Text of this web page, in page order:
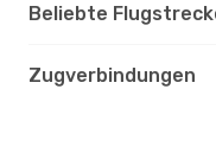
Beliebte
Zugverbindungen